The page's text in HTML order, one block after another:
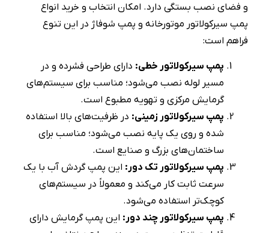
و فضای نصب بستگی دارد. امکان انتخاب و خرید انواع
پمپ سیرکولاتور موتورخانه و پمپ شوفاژ در این تنوع
فراهم است:
پمپ سیرکولاتور خطی: دارای طراحی فشرده و در
مسیر لوله نصب می‌شود؛ مناسب برای سیستم‌های
گرمایش مرکزی و تهویه‌ مطبوع است.
پمپ سیرکولاتور زمینی: در ظرفیت‌های بالا استفاده
شده و روی یک پایه نصب می‌شود؛ مناسب برای
ساختمان‌های بزرگ و صنایع است.
پمپ سیرکولاتور تک دور: این پمپ گردش آب با یک
سرعت ثابت کار می‌کند و معمولاً در سیستم‌های
کوچک‌تر استفاده می‌شود.
پمپ سیرکولاتور چند دور: این پمپ گرمایش دارای